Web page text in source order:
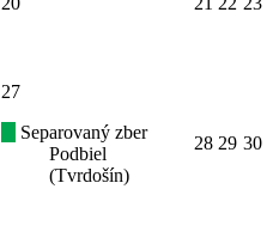
27
Separovaný zber
Podbiel
(Tvrdošín)
28 29 30